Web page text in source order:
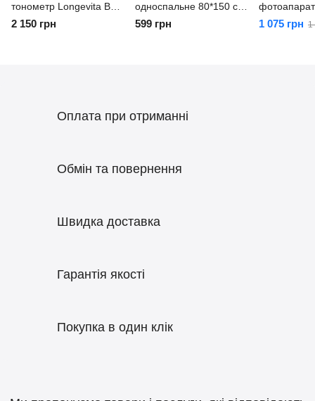
тонометр Longevita BP
1304 в комплекті
2 150 грн
односпальне 80*150 см
Electro
599 грн
Weifeng
1 075 грн 1
Оплата при отриманні
Обмін та повернення
Швидка доставка
Гарантія якості
Покупка в один клік